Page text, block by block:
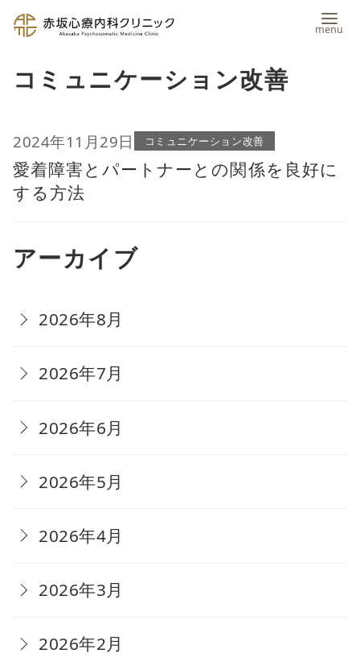
ン
ン
ツ
へ
動
コミュニケーション改善
2024年11月29日 コミュニケーション改善
愛着障害とパートナーとの関係を良好に
する方法
アーカイブ
2026年8月
2026年7月
2026年6月
2026年5月
2026年4月
2026年3月
2026年2月